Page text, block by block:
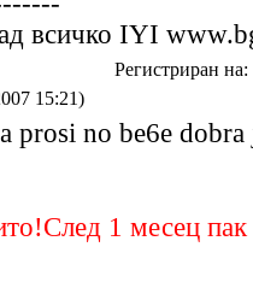
всичко IYI
Регистриран
15:21)
prosi no be6e
1 месец пак